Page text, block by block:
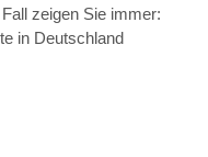
zeigen Sie immer:
in Deutschland